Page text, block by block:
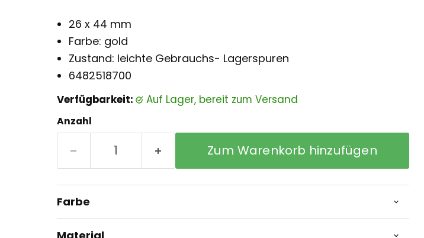
26 x 44 mm
Farbe: gold
Zustand: leichte Gebrauchs- Lagerspuren
6482518700
Verfügbarkeit: auf Lager, bereit zum Versand
Anzahl
Zum Warenkorb hinzufügen
Farbe